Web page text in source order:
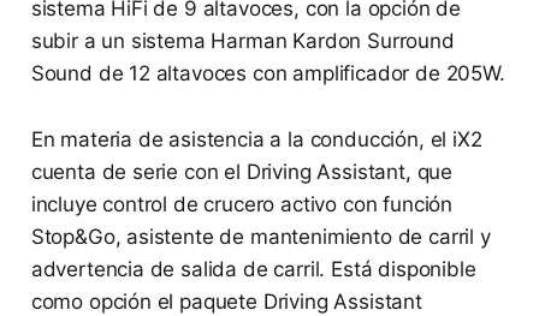
sistema HiFi de 9 altavoces, con la opción de
subir a un sistema Harman Kardon Surround
Sound de 12 altavoces con amplificador de 205W.
En materia de asistencia a la conducción, el iX2
cuenta de serie con el Driving Assistant, que
incluye control de crucero activo con función
Stop&Go, asistente de mantenimiento de carril y
advertencia de salida de carril. Está disponible
como opción el paquete Driving Assistant